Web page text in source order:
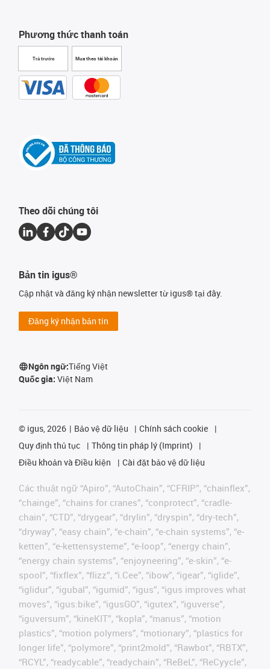
Phương thức thanh toán
Trả trước Mua theo tài khoản
Theo dõi chúng tôi
Bản tin igus®
Cập nhật và đăng ký nhận newsletter từ igus® tại đây.
Đăng ký nhận bản tin
Ngôn ngữ:Tiếng Việt
Quốc gia: Việt Nam
© igus, 2026 Bảo vệ dữ liệu
Chính sách cookie
Quy định thủ tục
Thông tin pháp lý (Imprint)
Điều khoản và Điều kiện
Cài đặt bảo vệ dữ liệu
Các thuật ngữ “Apiro”, “AutoChain”, “CFRIP”, “chainflex”,
“chainge”, “chains for cranes”, “conprotect”, “cradle-
chain”, “CTD”, “drygear”, “drylin”, “dryspin”, “dry-tech”,
“dryway”, “easy chain”, “e-chain”, “e-chain systems”, “e-
ketten”, “e-kettensysteme”, “e-loop”, “energy chain”,
“energy chain systems”, “enjoyneering”, “e-skin”, “e-
spool”, “fixflex”, “flizz”, “i.Cee”, “ibow”, “igear”, “iglide”,
“iglidur”, “igubal”, “igumid”, “igus”, “igus improves what
moves”, “igus:bike”, “igusGO”, “igutex”, “iguverse”,
“iguversum”, “kineKIT”, “kopla”, “manus”, “motion
plastics”, “motion polymers”, “motionary”, “plastics for
longer life”, “polymore”, “print2mold”, “Rawbot”, “RBTX”,
“RCYL”, “readycable”, “readychain”, “ReBeL”, “ReCyycle”,